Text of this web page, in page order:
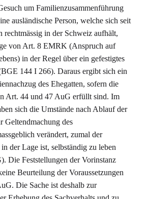
um Familienzusammenführung
ausländische Person, welche sich seit
rechtmässig in der Schweiz aufhält,
von Art. 8 EMRK (Anspruch auf
in der Regel über ein gefestigtes
144 I 266). Daraus ergibt sich ein
des Ehegatten, sofern die
Art. 44 und 47 AuG erfüllt sind. Im
sich die Umstände nach Ablauf der
Geltendmachung des
verändert, zumal der
der Lage ist, selbständig zu leben
Die Feststellungen der Vorinstanz
Beurteilung der Voraussetzungen
Die Sache ist deshalb zur